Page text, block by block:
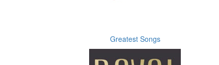
Greatest Songs